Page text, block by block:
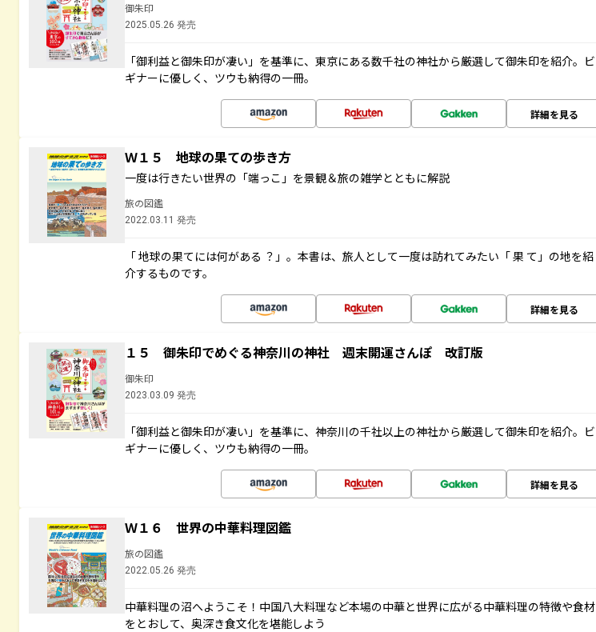
御朱印
2025.05.26 発売
「御利益と御朱印が凄い」を基準に、東京にある数千社の神社から厳選して御朱印を紹介。ビ
ギナーに優しく、ツウも納得の一冊。
詳細を見る
Ｗ１５ 地球の果ての歩き方
一度は行きたい世界の「端っこ」を景観＆旅の雑学とともに解説
旅の図鑑
2022.03.11 発売
「 地球の果てには何がある ？」。本書は、旅人として一度は訪れてみたい「 果 て」の地を紹
介するものです。
詳細を見る
１５ 御朱印でめぐる神奈川の神社 週末開運さんぽ 改訂版
御朱印
2023.03.09 発売
「御利益と御朱印が凄い」を基準に、神奈川の千社以上の神社から厳選して御朱印を紹介。ビ
ギナーに優しく、ツウも納得の一冊。
詳細を見る
Ｗ１６ 世界の中華料理図鑑
旅の図鑑
2022.05.26 発売
中華料理の沼へようこそ！中国八大料理など本場の中華と世界に広がる中華料理の特徴や食材
をとおして、奥深き食文化を堪能しよう